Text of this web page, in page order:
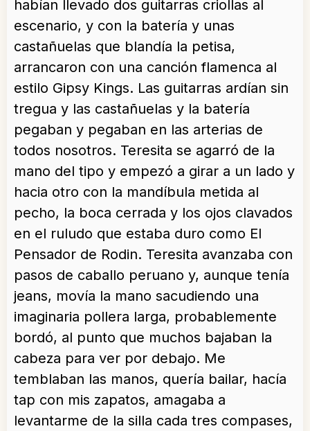
habían llevado dos guitarras criollas al
escenario, y con la batería y unas
castañuelas que blandía la petisa,
arrancaron con una canción flamenca al
estilo Gipsy Kings. Las guitarras ardían sin
tregua y las castañuelas y la batería
pegaban y pegaban en las arterias de
todos nosotros. Teresita se agarró de la
mano del tipo y empezó a girar a un lado y
hacia otro con la mandíbula metida al
pecho, la boca cerrada y los ojos clavados
en el ruludo que estaba duro como El
Pensador de Rodin. Teresita avanzaba con
pasos de caballo peruano y, aunque tenía
jeans, movía la mano sacudiendo una
imaginaria pollera larga, probablemente
bordó, al punto que muchos bajaban la
cabeza para ver por debajo. Me
temblaban las manos, quería bailar, hacía
tap con mis zapatos, amagaba a
levantarme de la silla cada tres compases,